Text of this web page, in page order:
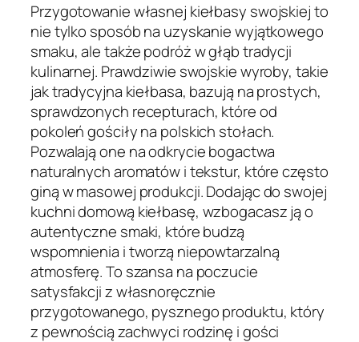
Przygotowanie własnej kiełbasy swojskiej to
nie tylko sposób na uzyskanie wyjątkowego
smaku, ale także podróż w głąb tradycji
kulinarnej. Prawdziwie swojskie wyroby, takie
jak tradycyjna kiełbasa, bazują na prostych,
sprawdzonych recepturach, które od
pokoleń gościły na polskich stołach.
Pozwalają one na odkrycie bogactwa
naturalnych aromatów i tekstur, które często
giną w masowej produkcji. Dodając do swojej
kuchni domową kiełbasę, wzbogacasz ją o
autentyczne smaki, które budzą
wspomnienia i tworzą niepowtarzalną
atmosferę. To szansa na poczucie
satysfakcji z własnoręcznie
przygotowanego, pysznego produktu, który
z pewnością zachwyci rodzinę i gości